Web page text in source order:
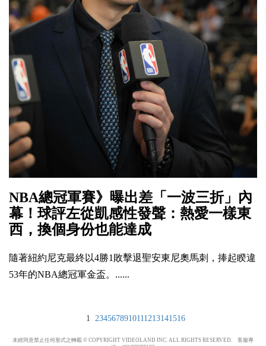
NBA總冠軍賽》曝出差「一波三折」內
幕！球評左從凱感性發聲：熱愛一樣東
西，換個身份也能達成
隨著紐約尼克最終以4勝1敗擊退聖安東尼奧馬刺，捧起睽違
53年的NBA總冠軍金盃。......
1 2345678910111213141516
未經同意禁止任何形式之轉載 © COPYRIGHT VIDEOLAND INC. ALL RIGHTS RESERVED. 客服專